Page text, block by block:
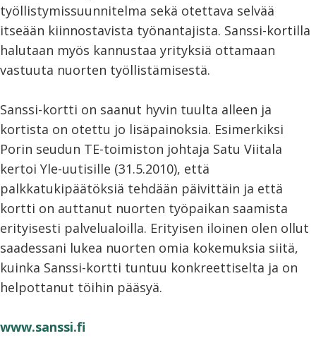
työllistymissuunnitelma sekä otettava selvää
itseään kiinnostavista työnantajista. Sanssi-kortilla
halutaan myös kannustaa yrityksiä ottamaan
vastuuta nuorten työllistämisestä.
Sanssi-kortti on saanut hyvin tuulta alleen ja
kortista on otettu jo lisäpainoksia. Esimerkiksi
Porin seudun TE-toimiston johtaja Satu Viitala
kertoi Yle-uutisille (31.5.2010), että
palkkatukipäätöksiä tehdään päivittäin ja että
kortti on auttanut nuorten työpaikan saamista
erityisesti palvelualoilla. Erityisen iloinen olen ollut
saadessani lukea nuorten omia kokemuksia siitä,
kuinka Sanssi-kortti tuntuu konkreettiselta ja on
helpottanut töihin pääsyä.
www.sanssi.fi